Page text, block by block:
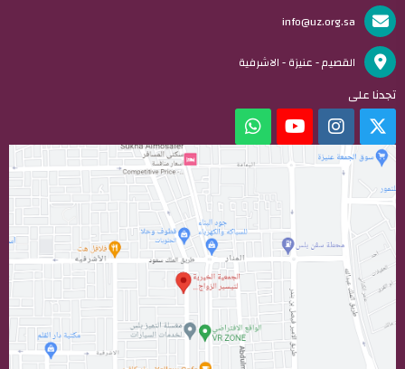
info@uz.org.sa
القصيم - عنيزة - الاشرفية
تجدنا على